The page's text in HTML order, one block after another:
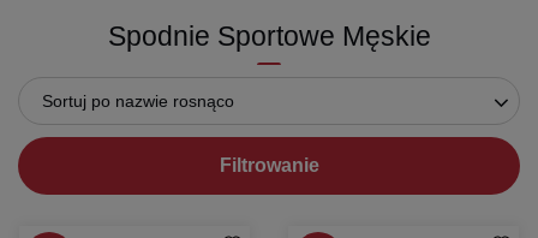
Spodnie Sportowe Męskie
Sortuj po nazwie rosnąco
Filtrowanie